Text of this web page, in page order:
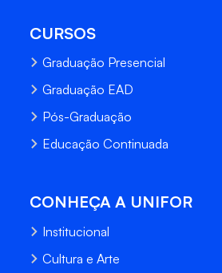
CURSOS
Graduação Presencial
Graduação EAD
Pós-Graduação
Educação Continuada
CONHEÇA A UNIFOR
Institucional
Cultura e Arte